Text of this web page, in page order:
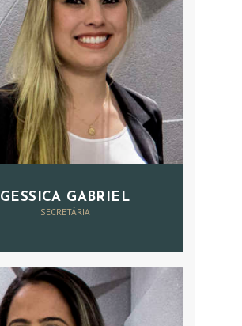
GESSICA GABRIEL
SECRETÁRIA